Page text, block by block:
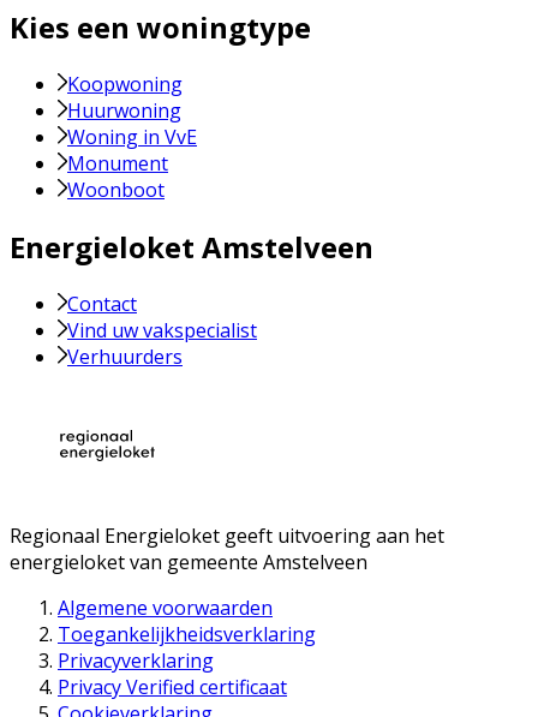
Kies een woningtype
Koopwoning
Huurwoning
Woning in VvE
Monument
Woonboot
Energieloket Amstelveen
Contact
Vind uw vakspecialist
Verhuurders
Regionaal Energieloket geeft uitvoering aan het
energieloket van gemeente Amstelveen
Algemene voorwaarden
Toegankelijkheidsverklaring
Privacyverklaring
Privacy Verified certificaat